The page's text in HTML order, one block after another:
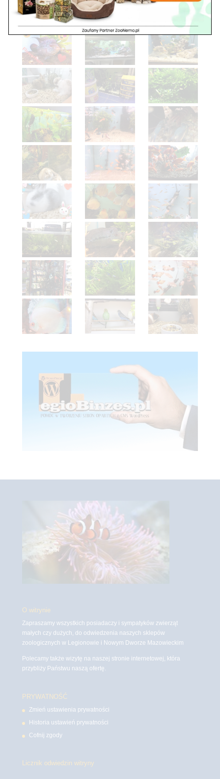
O witrynie
Zapraszamy wszystkich posiadaczy i sympatyków zwierząt
małych czy dużych, do odwiedzenia naszych sklepów
zoologicznych w Legionowie i Nowym Dworze Mazowieckim
Polecamy także wizytę na naszej stronie internetowej, która
przybliży Państwu naszą ofertę.
PRYWATNOŚĆ
Zmień ustawienia prywatności
Historia ustawień prywatności
Cofnij zgody
Licznik odwiedzin witryny